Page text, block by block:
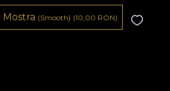
Mostra (Smooth) (10,00 RON)